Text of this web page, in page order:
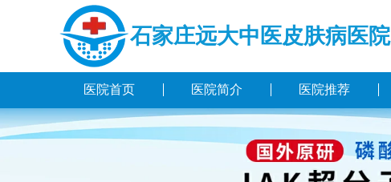
石家庄远大中医皮肤病医院
医院首页 医院简介 医院推荐